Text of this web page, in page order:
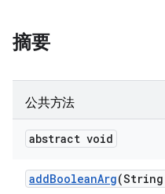
摘要
公共方法
abstract void
addBooleanArg(String